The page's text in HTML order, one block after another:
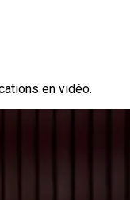
en vidéo.